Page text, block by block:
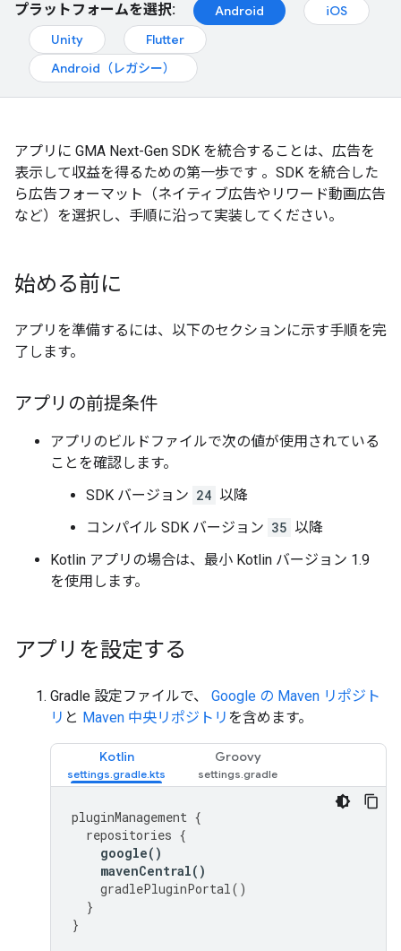
プラットフォームを選択: Android
iOS
Unity
Flutter
Android（レガシー）
アプリに GMA Next-Gen SDK を統合することは、広告を
表示して収益を得るための第一歩です 。SDK を統合した
ら広告フォーマット（ネイティブ広告やリワード動画広告
など）を選択し、手順に沿って実装してください。
始める前に
アプリを準備するには、以下のセクションに示す手順を完
了します。
アプリの前提条件
アプリのビルドファイルで次の値が使用されている
ことを確認します。
SDK バージョン 24 以降
コンパイル SDK バージョン 35 以降
Kotlin アプリの場合は、最小 Kotlin バージョン 1.9
を使用します。
アプリを設定する
Gradle 設定ファイルで、 Google の Maven リポジト
リ と Maven 中央リポジトリ を含めます。
Kotlin Groovy
pluginManagement {
repositories {
google()
mavenCentral()
gradlePluginPortal()
}
}